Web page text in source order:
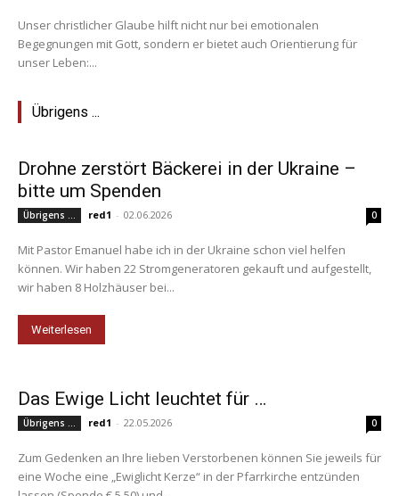
Unser christlicher Glaube hilft nicht nur bei emotionalen
Begegnungen mit Gott, sondern er bietet auch Orientierung für
unser Leben:...
Übrigens ...
Drohne zerstört Bäckerei in der Ukraine –
bitte um Spenden
Übrigens ... red1 - 02.06.2026 0
Mit Pastor Emanuel habe ich in der Ukraine schon viel helfen
können. Wir haben 22 Stromgeneratoren gekauft und aufgestellt,
wir haben 8 Holzhäuser bei...
Weiterlesen
Das Ewige Licht leuchtet für …
Übrigens ... red1 - 22.05.2026 0
Zum Gedenken an Ihre lieben Verstorbenen können Sie jeweils für
eine Woche eine „Ewiglicht Kerze“ in der Pfarrkirche entzünden